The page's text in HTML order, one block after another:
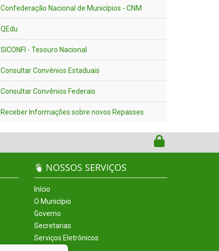
Confederação Nacional de Municípios - CNM
QEdu
SICONFI - Tesouro Nacional
Consultar Convênios Estaduais
Consultar Convênios Federais
Receber Informações sobre novos Repasses
NOSSOS SERVIÇOS
Início
O Município
Governo
Secretarias
Serviços Eletrônicos